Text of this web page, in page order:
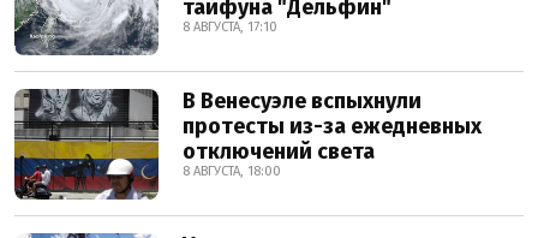
тайфуна "Дельфин"
8 АВГУСТА, 17:10
В Венесуэле вспыхнули
протесты из-за ежедневных
отключений света
8 АВГУСТА, 18:00